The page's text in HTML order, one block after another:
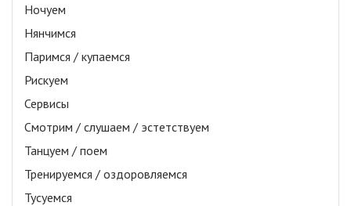
Ночуем
Нянчимся
Паримся / купаемся
Рискуем
Сервисы
Смотрим / слушаем / эстетствуем
Танцуем / поем
Тренируемся / оздоровляемся
Тусуемся